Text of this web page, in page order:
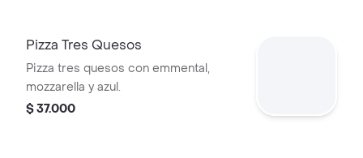
Pizza Tres Quesos
Pizza tres quesos con emmental,
mozzarella y azul.
$ 37.000